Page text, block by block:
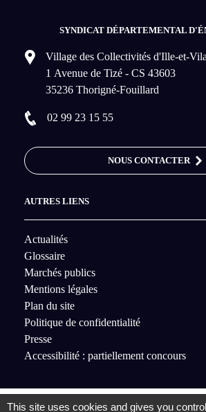
SYNDICAT DÉPARTEMENTAL
Village des Collectivités d'Ille-et-
1 Avenue de Tizé - CS 43603
35236 Thorigné-Fouillard
02 99 23 15 55
NOUS CONTACTER
AUTRES LIENS
Actualités
Glossaire
Marchés publics
Mentions légales
Plan du site
Politique de confidentialité
Presse
Accessibilité : partiellement concours
This site uses cookies and gives you